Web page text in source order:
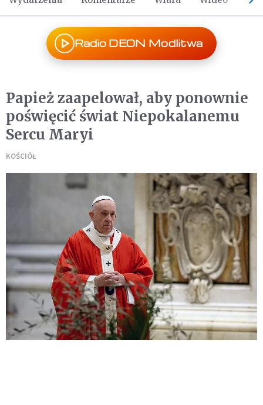
Radio DEON Modlitwa
Papież zaapelował, aby ponownie
poświęcić świat Niepokalanemu
Sercu Maryi
KOŚCIÓŁ